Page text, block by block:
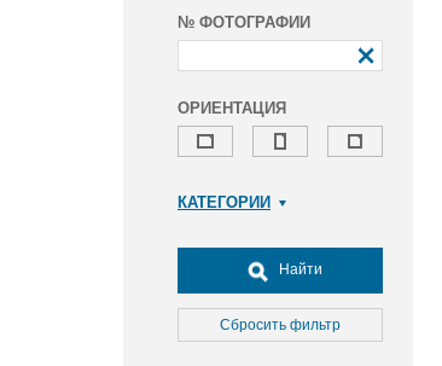
№ ФОТОГРАФИИ
ОРИЕНТАЦИЯ
КАТЕГОРИИ
Досуг, туризм и отдых
Культура
Медицина
Найти
Сбросить фильтр